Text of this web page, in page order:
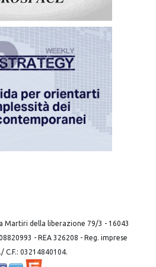
Martiri della liberazione 79/3 - 16043
- REA 326208 - Reg. imprese
C.F.: 03214840104.